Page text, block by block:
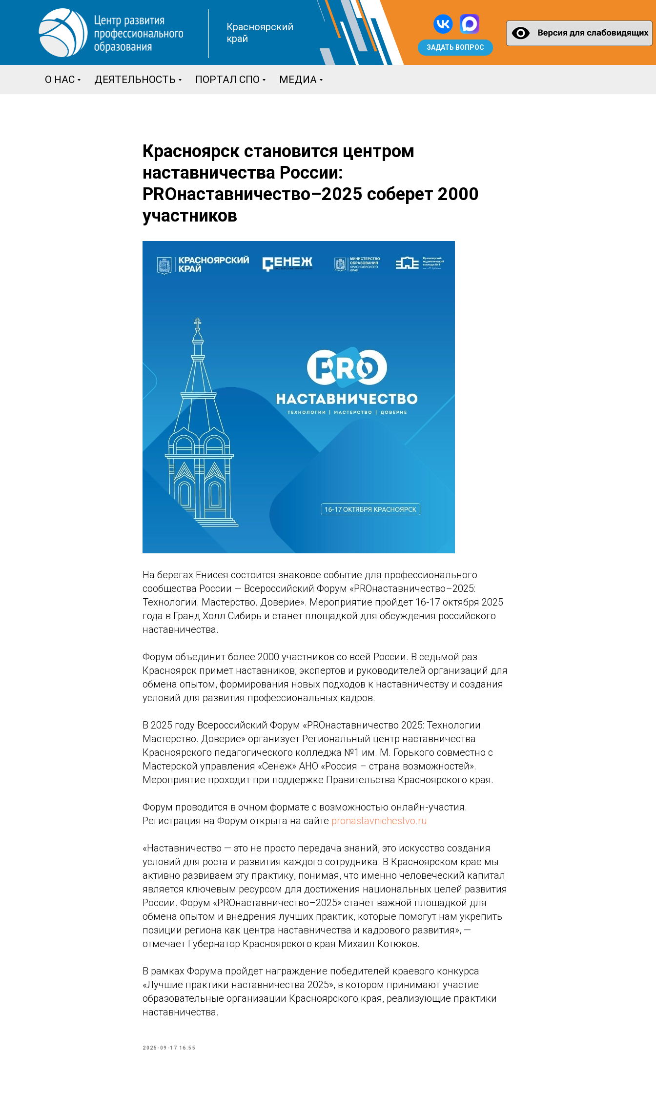
Красноярский
край
ЗАДАТЬ ВОПРОС
О НАС ДЕЯТЕЛЬНОСТЬ ПОРТАЛ СПО МЕДИА
Красноярск становится центром
наставничества России:
PROнаставничество–2025 соберет 2000
участников
На берегах Енисея состоится знаковое событие для профессионального
сообщества России — Всероссийский Форум «PROнаставничество–2025:
Технологии. Мастерство. Доверие». Мероприятие пройдет 16-17 октября 2025
года в Гранд Холл Сибирь и станет площадкой для обсуждения российского
наставничества.
Форум объединит более 2000 участников со всей России. В седьмой раз
Красноярск примет наставников, экспертов и руководителей организаций для
обмена опытом, формирования новых подходов к наставничеству и создания
условий для развития профессиональных кадров.
В 2025 году Всероссийский Форум «PROнаставничество 2025: Технологии.
Мастерство. Доверие» организует Региональный центр наставничества
Красноярского педагогического колледжа №1 им. М. Горького совместно с
Мастерской управления «Сенеж» АНО «Россия – страна возможностей».
Мероприятие проходит при поддержке Правительства Красноярского края.
Форум проводится в очном формате с возможностью онлайн-участия.
Регистрация на Форум открыта на сайте pronastavnichestvo.ru
«Наставничество — это не просто передача знаний, это искусство создания
условий для роста и развития каждого сотрудника. В Красноярском крае мы
активно развиваем эту практику, понимая, что именно человеческий капитал
является ключевым ресурсом для достижения национальных целей развития
России. Форум «PROнаставничество–2025» станет важной площадкой для
обмена опытом и внедрения лучших практик, которые помогут нам укрепить
позиции региона как центра наставничества и кадрового развития», —
отмечает Губернатор Красноярского края Михаил Котюков.
В рамках Форума пройдет награждение победителей краевого конкурса
«Лучшие практики наставничества 2025», в котором принимают участие
образовательные организации Красноярского края, реализующие практики
наставничества.
2025-09-17 16:55